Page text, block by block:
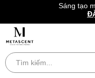
Sáng tạo